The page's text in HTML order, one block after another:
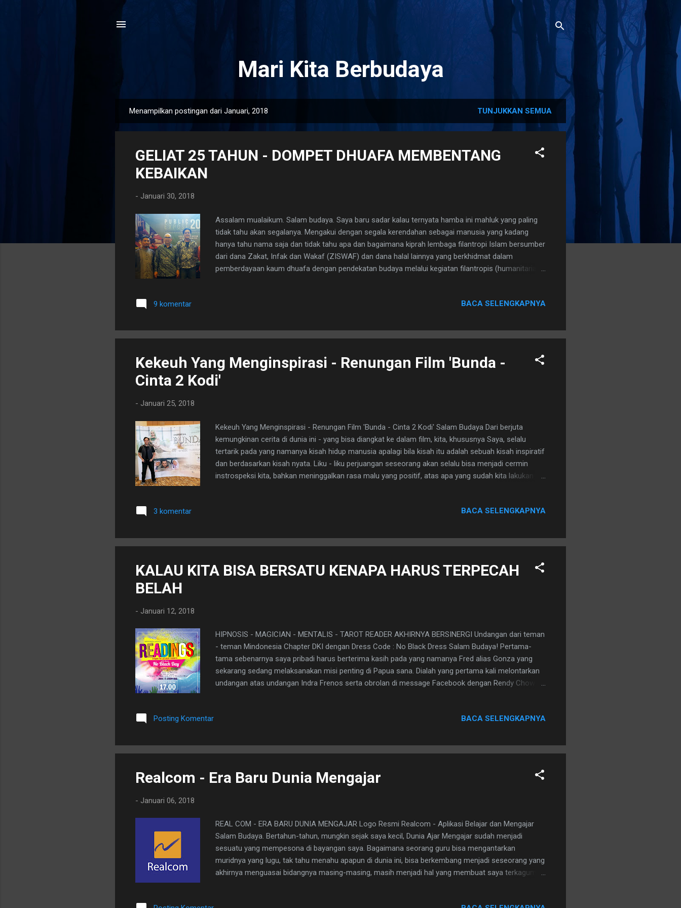
Mari Kita Berbudaya
o
Menampilkan postingan dari Januari, 2018 TUNJUKKAN SEMUA
GELIAT 25 TAHUN - DOMPET DHUAFA MEMBENTANG
KEBAIKAN
- Januari 30, 2018
Assalam mualaikum. Salam budaya. Saya baru sadar kalau ternyata hamba ini mahluk yang paling
tidak tahu akan segalanya. Mengakui dengan segala kerendahan sebagai manusia yang kadang
hanya tahu nama saja dan tidak tahu apa dan bagaimana kiprah lembaga filantropi Islam bersumber
dari dana Zakat, Infak dan Wakaf (ZISWAF) dan dana halal lainnya yang berkhidmat dalam
pemberdayaan kaum dhuafa dengan pendekatan budaya melalui kegiatan filantropis (humanitarian)
[spechless]. Makanya begitu saya mendapatkan undangan dari pihak Dompet Dhuafa, sebagai
membuat saya pengen segera tahu apa yang bakal mereka bahas dan paparkan dan semoga
membuat pengetahuan saya yang sempit ini menjadi leb...
9 komentar BACA SELENGKAPNYA
Kekeuh Yang Menginspirasi - Renungan Film 'Bunda -
Cinta 2 Kodi'
- Januari 25, 2018
Kekeuh Yang Menginspirasi - Renungan Film 'Bunda - Cinta 2 Kodi' Salam Budaya Dari berjuta
kemungkinan cerita di dunia ini - yang bisa diangkat ke dalam film, kita, khususnya Saya, selalu
tertarik pada yang namanya kisah hidup manusia apalagi bila kisah itu adalah sebuah kisah inspiratif
dan berdasarkan kisah nyata. Liku - liku perjuangan seseorang akan selalu bisa menjadi cermin
instrospeksi kita, bahkan meninggalkan rasa malu yang positif, atas apa yang sudah kita lakukan
hanya sekedar menikmati apa yang sudah dibentangkan Allah di hadapan kita? Siang ini saya
sebuah film Perempuan mampu membuat saya merasakan hal - hal yang tersebut di atas? Saya
salah. Untungnya dan Alhamd...
3 komentar BACA SELENGKAPNYA
KALAU KITA BISA BERSATU KENAPA HARUS TERPECAH
BELAH
- Januari 12, 2018
HIPNOSIS - MAGICIAN - MENTALIS - TAROT READER AKHIRNYA BERSINERGI Undangan dari teman
- teman Mindonesia Chapter DKI dengan Dress Code : No Black Dress Salam Budaya! Pertama-
tama sebenarnya saya pribadi harus berterima kasih pada yang namanya Fred alias Gonza yang
sekarang sedang melaksanakan misi penting di Papua sana. Dialah yang pertama kali melontarkan
undangan atas undangan Indra Frenos serta obrolan di message Facebook dengan Rendy Chow
ini takkan terukir. Lebay, nggak sih? Benar-benar tidaklah, karena menurut catatan saya sejak
mengajak kami duduk bareng, bersekutu, berdamai dan ngobrol face to face, bahkan bisa sharing
segala sesua...
Posting Komentar BACA SELENGKAPNYA
Realcom - Era Baru Dunia Mengajar
- Januari 06, 2018
REAL COM - ERA BARU DUNIA MENGAJAR Logo Resmi Realcom - Aplikasi Belajar dan Mengajar
Salam Budaya. Bertahun-tahun, mungkin sejak saya kecil, Dunia Ajar Mengajar sudah menjadi
sesuatu yang mempesona di bayangan saya. Bagaimana seorang guru bisa mengantarkan
muridnya yang lugu, tak tahu menahu apapun di dunia ini, bisa berkembang menjadi seseorang yang
akhirnya menguasai bidangnya masing-masing, masih menjadi hal yang membuat saya terkagum-